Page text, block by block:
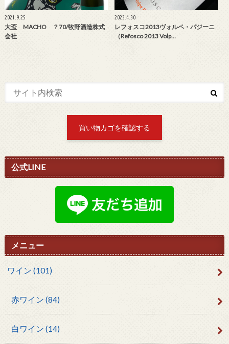
2021.9.25
大盃 MACHO ？70/牧野酒造株式
会社
2023.4.30
レフォスコ2013ヴォルペ・パジーニ
（Refosco 2013 Volp…
買い物カゴを確認する
公式LINE
メニュー
ワイン (101)
赤ワイン (84)
白ワイン (14)